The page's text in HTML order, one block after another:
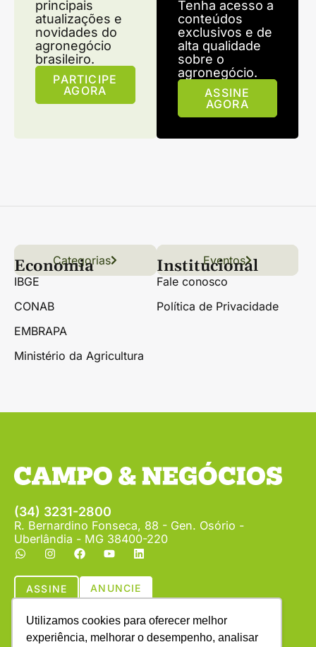
Utilizamos cookies para oferecer melhor
experiência, melhorar o desempenho, analisar
principais
atualizações e
novidades do
agronegócio
brasileiro.
PARTICIPE
AGORA
Tenha acesso a
conteúdos
exclusivos e de
alta qualidade
sobre o
agronegócio.
ASSINE
AGORA
Links úteis
Conteúdo Grãos
Florestas Hortifrúti
Categorias Eventos
Economia
IBGE
CONAB
EMBRAPA
Ministério da Agricultura
Institucional
Fale conosco
Política de Privacidade
(34) 3231-2800
R. Bernardino Fonseca, 88 - Gen. Osório -
Uberlândia - MG 38400-220
ASSINE ANUNCIE